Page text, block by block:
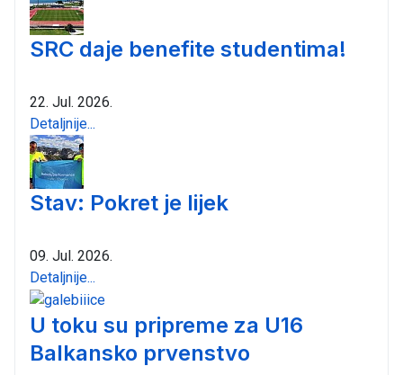
SRC daje benefite studentima!
22. Jul. 2026.
Detaljnije...
Stav: Pokret je lijek
09. Jul. 2026.
Detaljnije...
U toku su pripreme za U16
Balkansko prvenstvo